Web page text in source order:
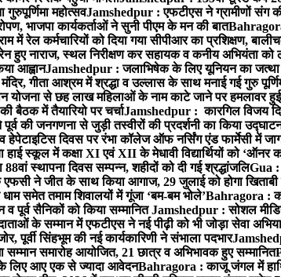
महोत्सवJamshedpur : एफटीएस ने ग्रामीणों संग की
भाजपा कार्यकर्ताओं ने सुनी पीएम के मन की बात
में रेल कर्मचारियों को दिया गया सीपीआर का प्रशिक्षण,
हुए नाराज, स्थल निरीक्षण कर सहायक व कनीय अभियंता को
आह्वानJamshedpur : जलाभिषेक के लिए यूनियन का जत्था
गीता आश्रम में श्रद्धा व उल्लास के साथ मनाई गई गुरु
योजना से छह लाख महिलाओं के नाम काटे जाने पर हमलावर
बैठक में तैयारियो पर चर्चाJamshedpur : कारगिल विजय
की जनगणना से जुड़ी तस्वीरों की प्रदर्शनी का किया
हेपेटाइटिस दिवस पर रंभा कॉलेज ऑफ नर्सिंग एंड फार्मेसी में
हाई स्कूल में कक्षा XI एवं XII के मेधावी विद्यार्थियों को ‘ऑनर
स्थापना दिवस सम्पन्न, शहीदों को दी गई श्रद्धांजलिGua :
ने जीत के साथ किया आगाज, 29 जुलाई को होगा खिताबी
समेत तमाम शिवालयों में गूंजा ‘बम-बम भोले’Bahragora :
पूर्व सैनिकों को किया सम्मानितJamshedpur : सोशल
के सम्मान में एफटीएस ने नई पीढ़ी को भी जोड़ा सेवा
सिंहभूम की नई कार्यकारिणी ने संभाला पदभार
समारोह आयोजित, 21 छात्र व अभिभावक हुए सम्मानित
लिए आए एक से ज्यादा आवेदनBahragora : काजू जंगल में